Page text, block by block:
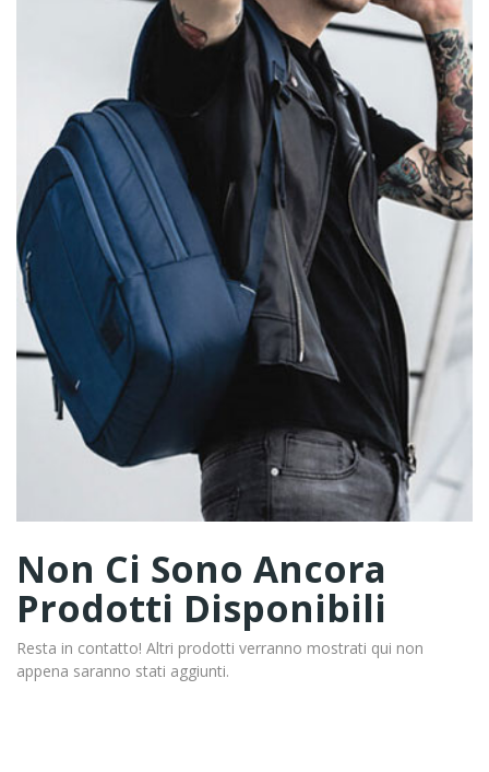
Non Ci Sono Ancora
Prodotti Disponibili
Resta in contatto! Altri prodotti verranno mostrati qui non
appena saranno stati aggiunti.